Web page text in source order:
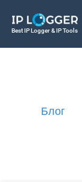
Best IP Logger & IP Tools
Блог